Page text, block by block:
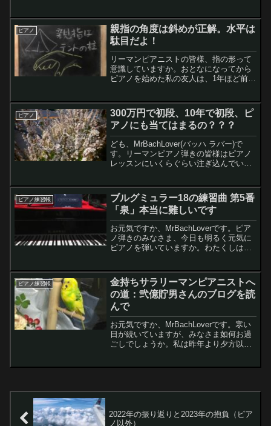
なかとれないんですよね〜。なので、朝
練に気合入れ...
ピアノ
親指の角度は斜めが正解。水平は
駄目だよ！
リーマンピアニストの皆様、指の形って
意識していますか。おとなになってから
ピアノを始めた私の友人は、1年ほど前で
て、腱鞘炎になったらしばらくピアノ弾
けないんですよ。指の形の良し悪しと腱
鞘炎って少し関係するような気がしま
す。今日は、ピアノの指の形について、
少し書いてみようと思います。
ピアノ
300万円で初段、10年で初段、ピ
アノにも当てはまるの？？？
ども、MrBachLover(バッハ ラバー)で
す。リーマンピアノ弾きの皆様はピアノ
レッスンにいくらぐらい注ぎ込んでいま
るような気がします。おもちゃ業界では
300...
ピアノ練習帳
ブルグミュラー18の練習曲 第5番
「泉」本当に難しいです
お元気ですか、MrBachLoverです。ピア
ノ弾きのみなさま、今日も明るく元気に
ピアノを弾いていますか。わたくしは、
ノ練習しちゃいました。今日はブルグミ
ュラーの曲が...
ピアノ練習帳
金持ちサラリーマンピアニストへ
の道：弐億貯男さんのブログを読
んで
お元気ですか、MrBachLoverです。寒い
日が続いていますが、みなさま如何お過
ごしでしょうか。私は昨年より夕方以降
2022年の振り返りと2023年の抱負（ピア
ノ以外）